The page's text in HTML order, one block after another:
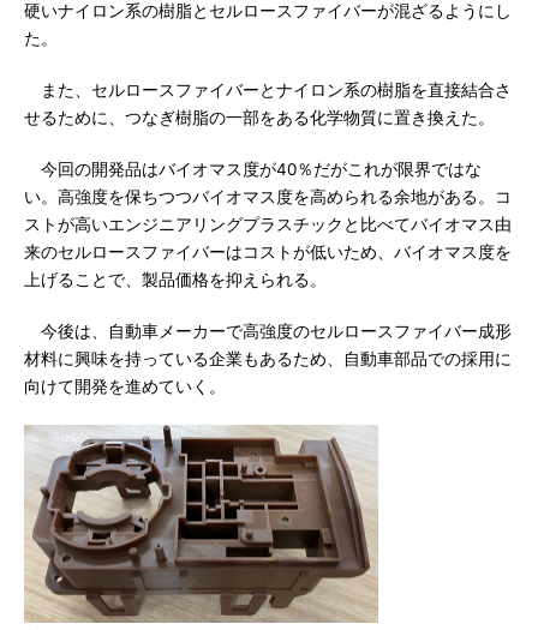
硬いナイロン系の樹脂とセルロースファイバーが混ざるようにし
た。
また、セルロースファイバーとナイロン系の樹脂を直接結合さ
せるために、つなぎ樹脂の一部をある化学物質に置き換えた。
今回の開発品はバイオマス度が40％だがこれが限界ではな
い。高強度を保ちつつバイオマス度を高められる余地がある。コ
ストが高いエンジニアリングプラスチックと比べてバイオマス由
来のセルロースファイバーはコストが低いため、バイオマス度を
上げることで、製品価格を抑えられる。
今後は、自動車メーカーで高強度のセルロースファイバー成形
材料に興味を持っている企業もあるため、自動車部品での採用に
向けて開発を進めていく。